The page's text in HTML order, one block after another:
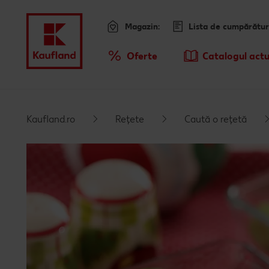
Bară laterală fixă
Meniu Oferte Catalogul
Magazin: Lista de
Kaufland.ro Rețete Caută o rețetă